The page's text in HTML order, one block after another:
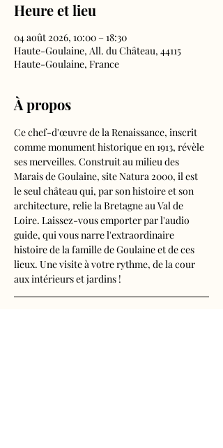
Heure et lieu
04 août 2026, 10:00 – 18:30
Haute-Goulaine, All. du Château, 44115
Haute-Goulaine, France
À propos
Ce chef-d'œuvre de la Renaissance, inscrit
comme monument historique en 1913, révèle
ses merveilles. Construit au milieu des
Marais de Goulaine, site Natura 2000, il est
le seul château qui, par son histoire et son
architecture, relie la Bretagne au Val de
Loire. Laissez-vous emporter par l'audio
guide, qui vous narre l'extraordinaire
histoire de la famille de Goulaine et de ces
lieux. Une visite à votre rythme, de la cour
aux intérieurs et jardins !